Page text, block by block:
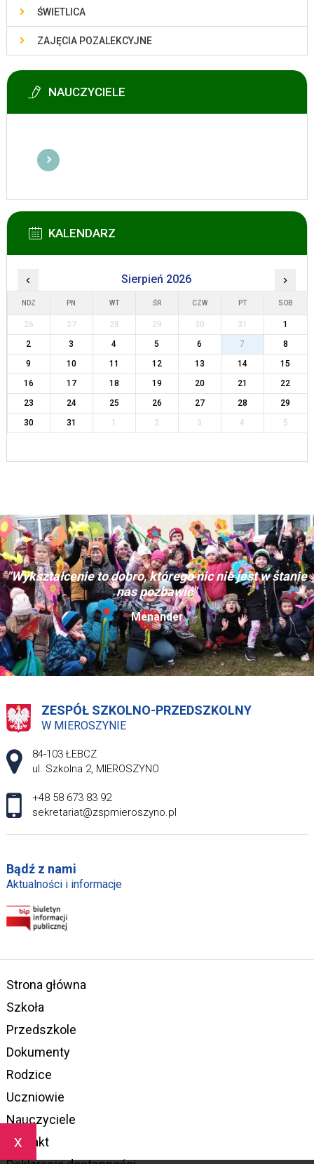
x
ŚWIETLICA
ZAJĘCIA POZALEKCYJNE
NAUCZYCIELE
KALENDARZ
‹ Sierpień 2026 ›
NDZ PN WT ŚR CZW PT SOB
26 27 28 29 30 31
1
2
3 4 5 6 7
8
9
10 11 12 13 14
15
16
17 18 19 20 21
22
23
24 25 26 27 28
29
30
31 1 2 3 4 5
"Wykształcenie to dobro, którego nic nie jest w stanie
nas pozbawić"
Menander
ZESPÓŁ SZKOLNO-PRZEDSZKOLNY
W MIEROSZYNIE
Adres pocztowy:
84-103 ŁEBCZ
ul. Szkolna 2, MIEROSZYNO
+48 58 673 83 92
sekretariat@zspmieroszyno.pl
Bądź z nami
Aktualności i informacje
Strona główna
Szkoła
Przedszkole
Dokumenty
Rodzice
Uczniowie
Nauczyciele
Kontakt